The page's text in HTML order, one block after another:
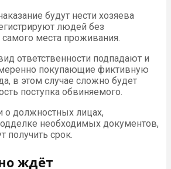
будут нести хозяева
людей без
места проживания.
ответственности подпадают и
покупающие фиктивную
в этом случае сложно будет
поступка обвиняемого.
о должностных лицах,
необходимых документов,
получить срок.
ждёт